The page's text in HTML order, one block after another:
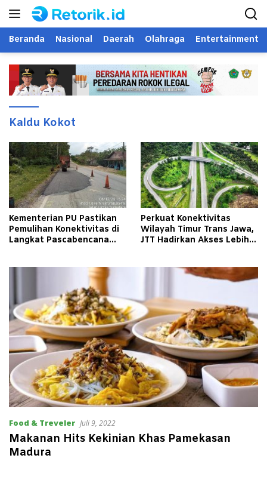
Langsung
Beranda Nasional Daerah Olahraga Entertainment
Kaldu Kokot
Kementerian PU Pastikan
Pemulihan Konektivitas di
Langkat Pascabencana
Perkuat Konektivitas
Wilayah Timur Trans Jawa,
JTT Hadirkan Akses Lebih
Food & Treveler Juli 9, 2022
Makanan Hits Kekinian Khas Pamekasan
Madura